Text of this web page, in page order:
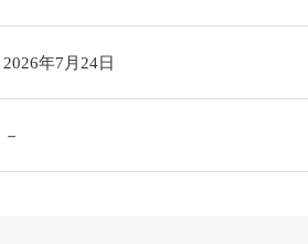
2026年7月24日
－